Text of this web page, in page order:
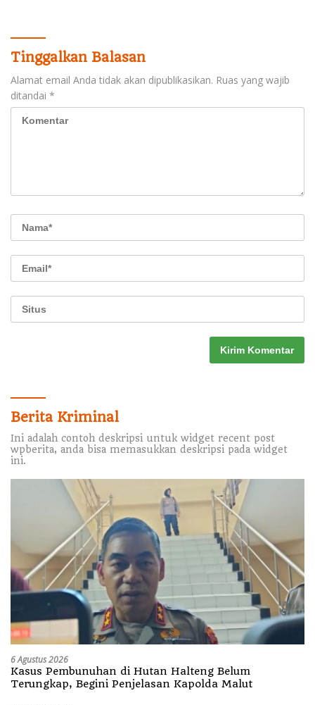
Tinggalkan Balasan
Alamat email Anda tidak akan dipublikasikan. Ruas yang wajib
ditandai *
Berita Kriminal
Ini adalah contoh deskripsi untuk widget recent post
wpberita, anda bisa memasukkan deskripsi pada widget
ini.
6 Agustus 2026
Kasus Pembunuhan di Hutan Halteng Belum
Terungkap, Begini Penjelasan Kapolda Malut